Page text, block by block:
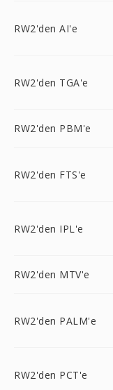
RW2'den AI'e
RW2'den TGA'e
RW2'den PBM'e
RW2'den FTS'e
RW2'den IPL'e
RW2'den MTV'e
RW2'den PALM'e
RW2'den PCT'e